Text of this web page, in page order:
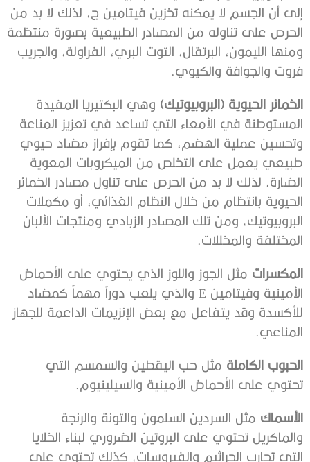
إلى أن الجسم لا يمكنه تخزين فيتامين ج، لذلك لا بد من
الحرص على تناوله من المصادر الطبيعية بصورة منتظمة
ومنها الليمون، البرتقال، التوت البري، الفراولة، والجريب
فروت والجوافة والكيوي.
الخمائر الحيوية (البروبيوتيك) وهي البكتيريا المفيدة
المستوطنة في الأمعاء التي تساعد في تعزيز المناعة
وتحسين عملية الهضم، كما تقوم بإفراز مضاد حيوي
طبيعي يعمل على التخلص من الميكروبات المعوية
الضارة، لذلك لا بد من الحرص على تناول مصادر الخمائر
الحيوية بانتظام من خلال النظام الغذائي، أو مكملات
البروبيوتيك، ومن تلك المصادر الزبادي ومنتجات الألبان
المختلفة والمخللات.
المكسرات مثل الجوز واللوز الذي يحتوي على الأحماض
الأمينية وفيتامين E والذي يلعب دوراً مهماً كمضاد
للأكسدة وقد يتفاعل مع بعض الإنزيمات الداعمة للجهاز
المناعي.
الحبوب الكاملة مثل حب اليقطين والسمسم التي
تحتوي على الأحماض الأمينية والسيلينيوم.
الأسماك مثل السردين السلمون والتونة والرنجة
والماكريل تحتوي على البروتين الضروري لبناء الخلايا
التي تحارب الجراثيم والفيروسات، كذلك تحتوي على